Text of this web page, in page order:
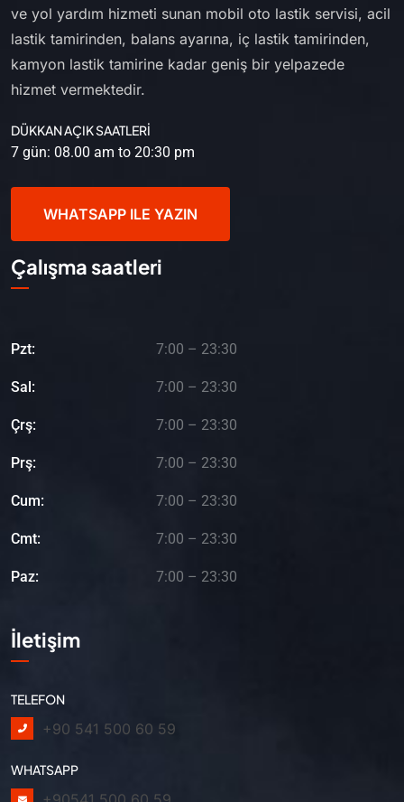
ve yol yardım hizmeti sunan mobil oto lastik servisi, acil
lastik tamirinden, balans ayarına, iç lastik tamirinden,
kamyon lastik tamirine kadar geniş bir yelpazede
hizmet vermektedir.
DÜKKAN AÇIK SAATLERİ
7 gün: 08.00 am to 20:30 pm
WHATSAPP ILE YAZIN
Çalışma saatleri
Pzt: 7:00 – 23:30
Sal: 7:00 – 23:30
Çrş: 7:00 – 23:30
Prş: 7:00 – 23:30
Cum: 7:00 – 23:30
Cmt: 7:00 – 23:30
Paz: 7:00 – 23:30
İletişim
TELEFON
+90 541 500 60 59
WHATSAPP